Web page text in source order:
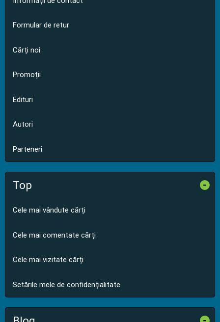
Formular de retur
Cărți noi
Promoții
Edituri
Autori
Parteneri
Top -
Cele mai vândute cărți
Cele mai comentate cărți
Cele mai vizitate cărți
Setările mele de confidențialitate